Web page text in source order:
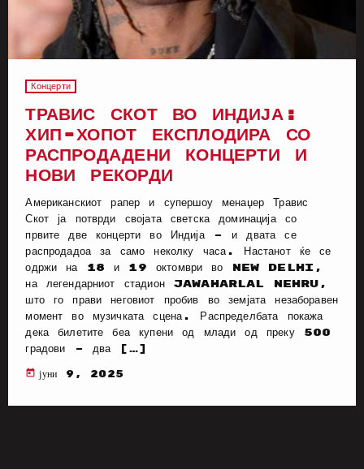
Концерти
ТРАВИС СКОТ ВО ИНДИЈА:
ХИП-ХОПОТ ЕКСПЛОДИРА СО
РАСПРОДАДЕНИ КОНЦЕРТИ И
НОВИ РЕКОРДИ
Американскиот рапер и супершоу менаџер Травис
Скот ја потврди својата светска доминација со
првите две концерти во Индија – и двата се
распродадоа за само неколку часа. Настанот ќе се
одржи на 18 и 19 октомври во New Delhi,
на легендарниот стадион Jawaharlal Nehru,
што го прави неговиот пробив во земјата незаборавен
момент во музичката сцена. Распределбата покажа
дека билетите беа купени од млади од преку 500
градови – два […]
today јуни 9, 2025